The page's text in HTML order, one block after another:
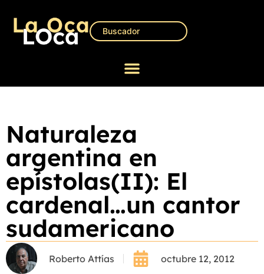
Naturaleza
argentina en
epístolas(II): El
cardenal…un cantor
sudamericano
Roberto Attías octubre 12, 2012